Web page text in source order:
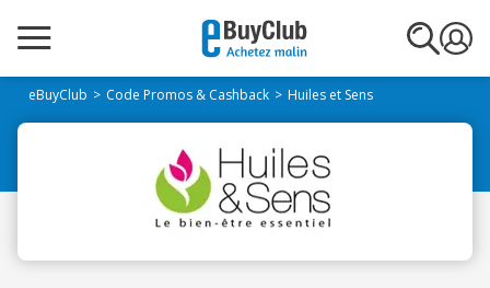
eBuyClub Code Promos & Cashback Huiles et Sens